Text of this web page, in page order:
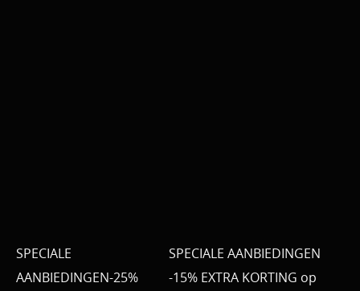
SPECIALE
AANBIEDINGEN-25%
SPECIALE AANBIEDINGEN
-15% EXTRA KORTING op